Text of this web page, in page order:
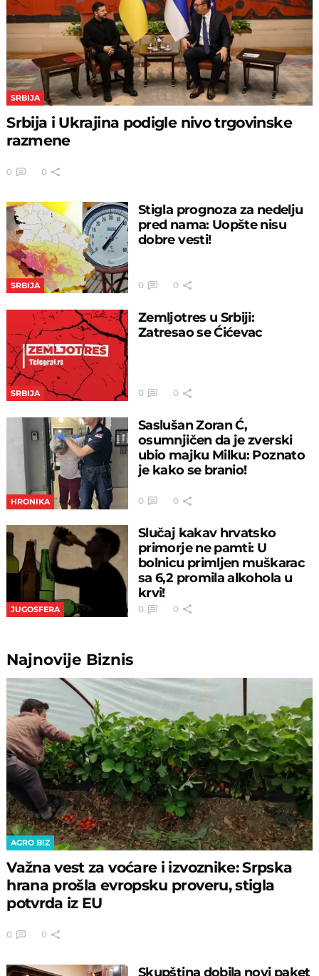
SRBIJA
Srbija i Ukrajina podigle nivo trgovinske
razmene
0 0
SRBIJA
Stigla prognoza za nedelju
pred nama: Uopšte nisu
dobre vesti!
0 0
SRBIJA
Zemljotres u Srbiji:
Zatresao se Ćićevac
0 0
HRONIKA
Saslušan Zoran Ć,
osumnjičen da je zverski
ubio majku Milku: Poznato
je kako se branio!
0 0
JUGOSFERA
Slučaj kakav hrvatsko
primorje ne pamti: U
bolnicu primljen muškarac
sa 6,2 promila alkohola u
krvi!
0 0
Najnovije Biznis
AGRO BIZ
Važna vest za voćare i izvoznike: Srpska
hrana prošla evropsku proveru, stigla
potvrda iz EU
0 0
Skupština dobila novi paket